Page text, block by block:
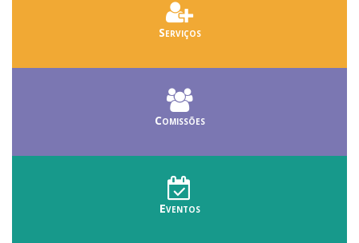
Serviços
Comissões
Eventos